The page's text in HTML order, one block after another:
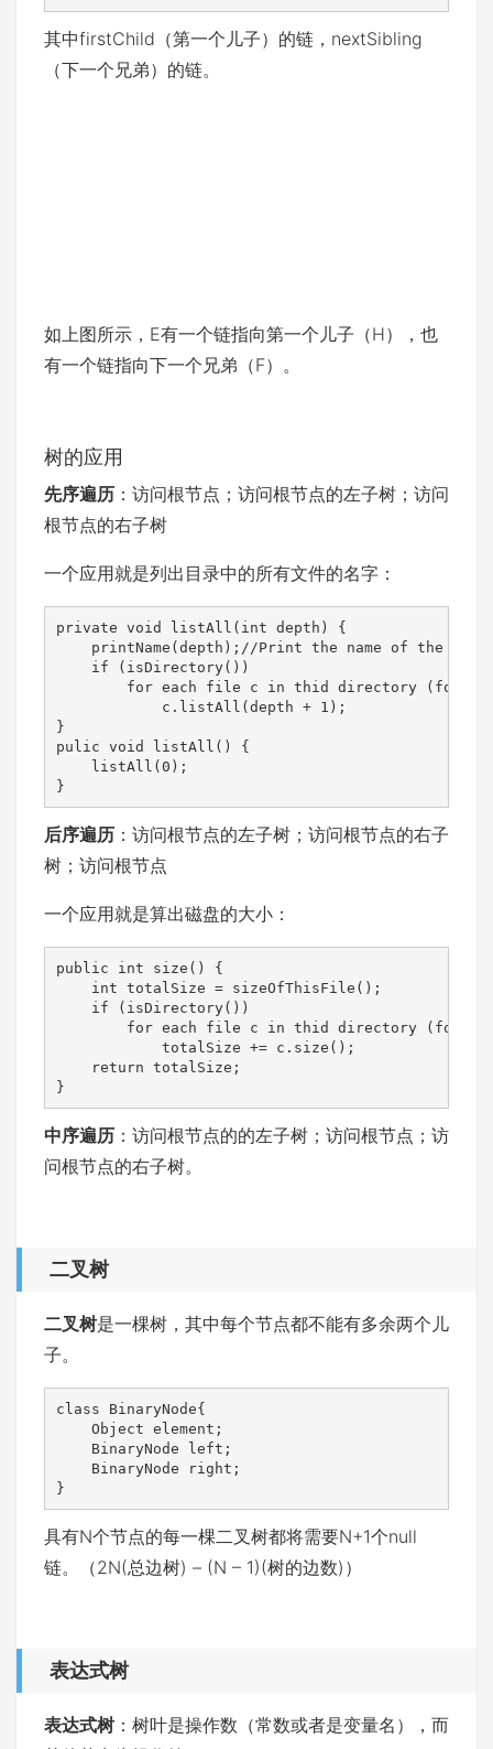
其中firstChild（第一个儿子）的链，nextSibling
（下一个兄弟）的链。
如上图所示，E有一个链指向第一个儿子（H），也
有一个链指向下一个兄弟（F）。
树的应用
先序遍历 ：访问根节点；访问根节点的左子树；访问
根节点的右子树
一个应用就是列出目录中的所有文件的名字：
private void listAll(int depth) {
printName(depth);//Print the name of the
    if (isDirectory())
for each file c in thid directory (for
            c.listAll(depth + 1);
}
pulic void listAll() {
    listAll(0);
}
后序遍历 ：访问根节点的左子树；访问根节点的右子
树；访问根节点
一个应用就是算出磁盘的大小：
public int size() {
    int totalSize = sizeOfThisFile();
    if (isDirectory())
for each file c in thid directory (for
            totalSize += c.size();
    return totalSize;
}
中序遍历 ：访问根节点的的左子树；访问根节点；访
问根节点的右子树。
二叉树
二叉树是一棵树，其中每个节点都不能有多余两个儿
子。
class BinaryNode{
    Object element;
    BinaryNode left;
    BinaryNode right;
}
具有N个节点的每一棵二叉树都将需要N+1个null
链。（2N(总边树) – (N – 1)(树的边数)）
表达式树
表达式树 ：树叶是操作数（常数或者是变量名），而